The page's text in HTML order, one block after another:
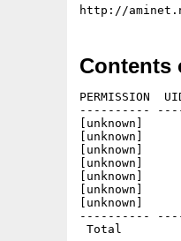
Contents
PERMISSION
----------
[unknown]
[unknown]
[unknown]
[unknown]
[unknown]
[unknown]
[unknown]
----------